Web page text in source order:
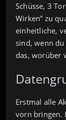
Schüsse, 3
Wirken” zu
einheitliche,
sind, wenn du
das, worüber
Erstmal alle
vorn bringen.